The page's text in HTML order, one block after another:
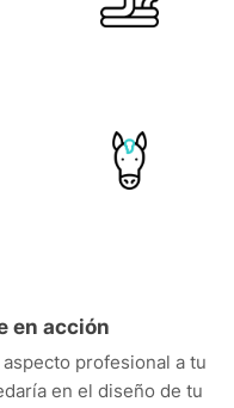
en acción
profesional a tu
en el diseño de tu